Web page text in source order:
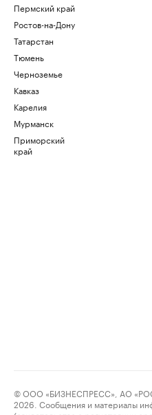
Пермский край
Ростов-на-Дону
Татарстан
Тюмень
Черноземье
Кавказ
Карелия
Мурманск
Приморский
край
© ООО «БИЗНЕСПРЕСС», АО
2026. Сообщения и материалы